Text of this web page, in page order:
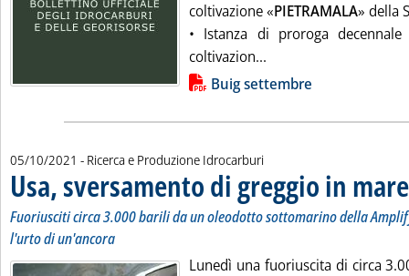
coltivazione «PIETRAMALA» della
• Istanza di proroga
coltivazion...
Lista allegati PDF alla notiziaBuig settembre
05/10/2021 - Ricerca e Produzione Idrocarburi
Usa, sversamento di greggio in
Fuoriusciti circa 3.000 barili da un oleodotto sottomarino della
l'urto di un'ancora
Lunedì una fuoriuscita di circa